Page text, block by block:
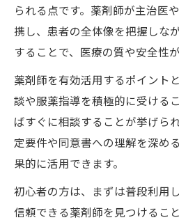
られる点です。薬剤師が主治医
携し、患者の全体像を把握しな
することで、医療の質や安全性が
薬剤師を有効活用するポイント
談や服薬指導を積極的に受ける
ばすぐに相談することが挙げら
定要件や同意書への理解を深め
果的に活用できます。
初心者の方は、まずは普段利用
信頼できる薬剤師を見つけるこ